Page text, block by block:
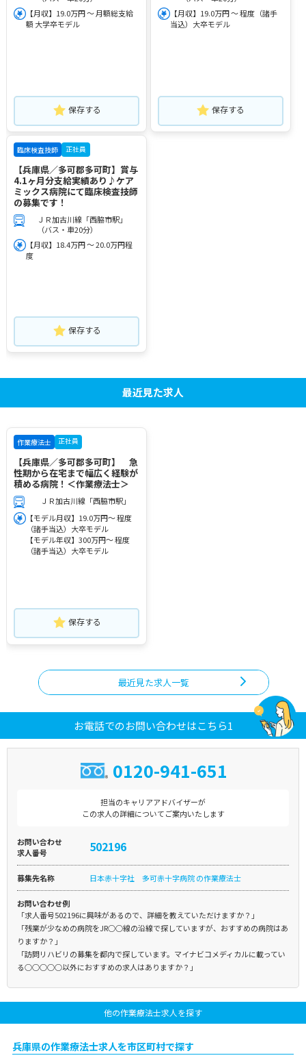
【月収】19.0万円 ～ 月額総支給
額 大学卒モデル
保存する
【月収】19.0万円 ～ 程度（諸手
当込）大卒モデル
保存する
臨床検査技師 正社員
【兵庫県／多可郡多可町】賞与
4.1ヶ月分支給実績あり♪ケア
ミックス病院にて臨床検査技師
の募集です！
ＪＲ加古川線「西脇市駅」
（バス・車20分）
【月収】18.4万円 ～ 20.0万円程
度
保存する
最近見た求人
作業療法士 正社員
【兵庫県／多可郡多可町】 急
性期から在宅まで幅広く経験が
積める病院！＜作業療法士＞
ＪＲ加古川線「西脇市駅」
【モデル月収】19.0万円～ 程度
（諸手当込）大卒モデル
【モデル年収】300万円～ 程度
（諸手当込）大卒モデル
保存する
最近見た求人一覧
お電話でのお問い合わせはこちら1
0120-941-651
担当のキャリアアドバイザーが
この求人の詳細についてご案内いたします
お問い合わせ
求人番号
502196
募集先名称 日本赤十字社 多可赤十字病院 の作業療法士
お問い合わせ例
「求人番号502196に興味があるので、詳細を教えていただけますか？」
「残業が少なめの病院をJR○○線の沿線で探していますが、おすすめの病院はあ
りますか？」
「訪問リハビリの募集を都内で探しています。マイナビコメディカルに載ってい
る○○○○○以外におすすめの求人はありますか？」
他の作業療法士求人を探す
兵庫県の作業療法士求人を市区町村で探す